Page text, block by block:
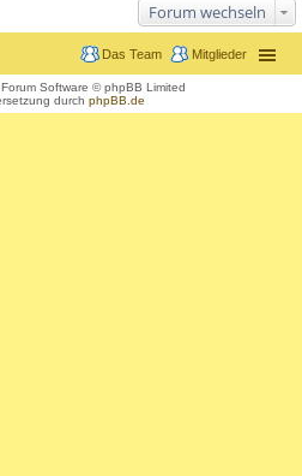
Forum wechseln
Mitglieder
Das Team
Software © phpBB Limited
durch phpBB.de